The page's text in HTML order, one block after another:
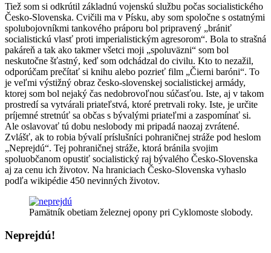
Tiež som si odkrútil základnú vojenskú službu počas socialistického
Česko-Slovenska. Cvičili ma v Písku, aby som spoločne s ostatnými
spolubojovníkmi tankového práporu bol pripravený „brániť
socialistickú vlasť proti imperialistickým agresorom“. Bola to strašná
pakáreň a tak ako takmer všetci moji „spoluväzni“ som bol
neskutočne šťastný, keď som odchádzal do civilu. Kto to nezažil,
odporúčam prečítať si knihu alebo pozrieť film „Čierni baróni“. To
je veľmi výstižný obraz česko-slovenskej socialistickej armády,
ktorej som bol nejaký čas nedobrovoľnou súčasťou. Iste, aj v takom
prostredí sa vytvárali priateľstvá, ktoré pretrvali roky. Iste, je určite
príjemné stretnúť sa občas s bývalými priateľmi a zaspomínať si.
Ale oslavovať tú dobu neslobody mi pripadá naozaj zvrátené.
Zvlášť, ak to robia bývalí príslušníci pohraničnej stráže pod heslom
„Neprejdú“. Tej pohraničnej stráže, ktorá bránila svojim
spoluobčanom opustiť socialistický raj bývalého Česko-Slovenska
aj za cenu ich životov. Na hraniciach Česko-Slovenska vyhaslo
podľa wikipédie 450 nevinných životov.
Pamätník obetiam železnej opony pri Cyklomoste slobody.
Neprejdú!